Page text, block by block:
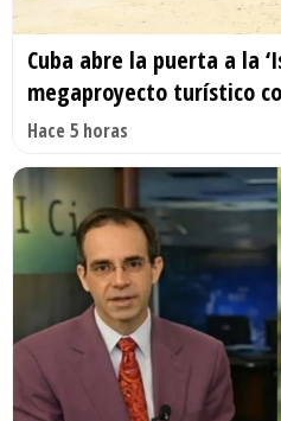
Cuba abre la puerta a la
megaproyecto turístico
Hace 5 horas